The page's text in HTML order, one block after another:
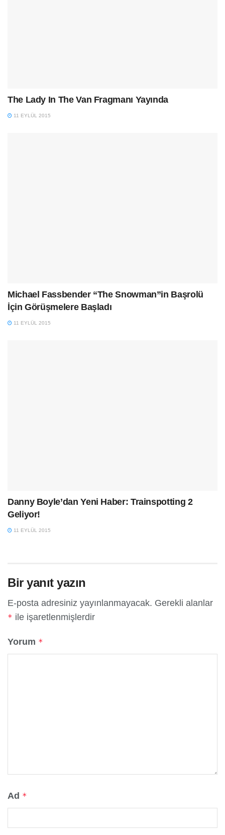
The Lady In The Van Fragmanı Yayında
11 EYLÜL 2015
Michael Fassbender “The Snowman”in Başrolü
İçin Görüşmelere Başladı
11 EYLÜL 2015
Danny Boyle’dan Yeni Haber: Trainspotting 2
Geliyor!
11 EYLÜL 2015
Bir yanıt yazın
E-posta adresiniz yayınlanmayacak. Gerekli alanlar
* ile işaretlenmişlerdir
Yorum *
Ad *